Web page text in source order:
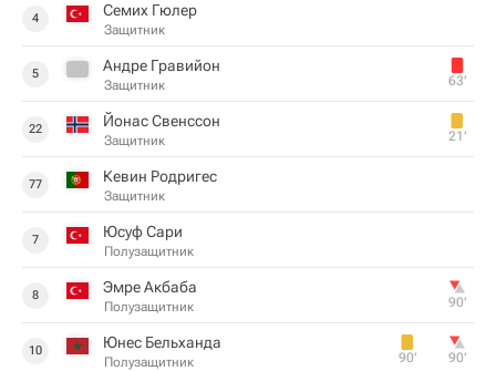
4 Семих Гюлер
Защитник
5 Андре Гравийон
Защитник 63‎’‎
22 Йонас Свенссон
Защитник 21‎’‎
77 Кевин Родригес
Защитник
7 Юсуф Сари
Полузащитник
8 Эмре Акбаба
Полузащитник 90‎’‎
10 Юнес Бельханда
Полузащитник 90‎’‎ 90‎’‎